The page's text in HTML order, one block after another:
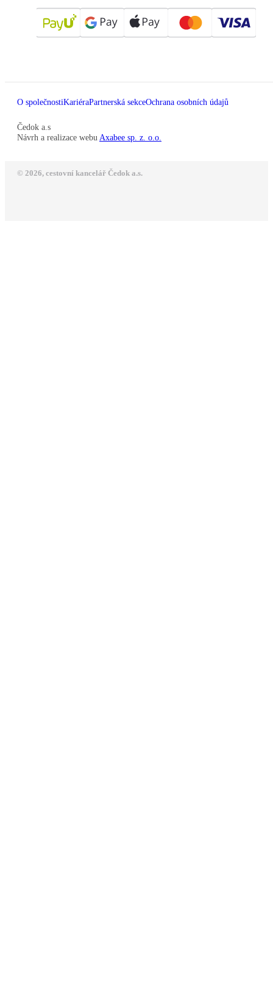
O společnostiKariéraPartnerská sekceOchrana osobních údajů
Čedok a.s
Návrh a realizace webu Axabee sp. z. o.o.
© 2026, cestovní kancelář Čedok a.s.